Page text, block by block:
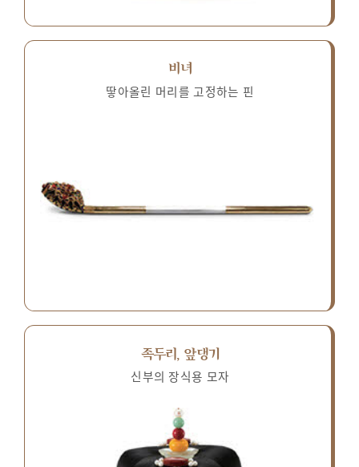
비녀
땋아올린 머리를 고정하는 핀
족두리, 앞댕기
신부의 장식용 모자